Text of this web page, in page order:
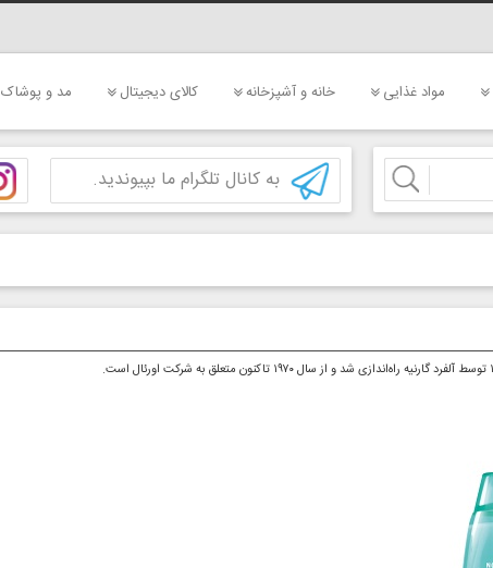
مواد غذایی خانه و آشپزخانه کالای دیجیتال مد و پوشاک
به کانال تلگرام ما بپیوندید.